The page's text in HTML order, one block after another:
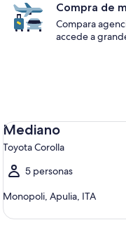
Compra de
Compara
accede a
Mediano
Toyota Corolla
5 personas
Monopoli, Apulia, ITA
Mediano Toyota Corolla